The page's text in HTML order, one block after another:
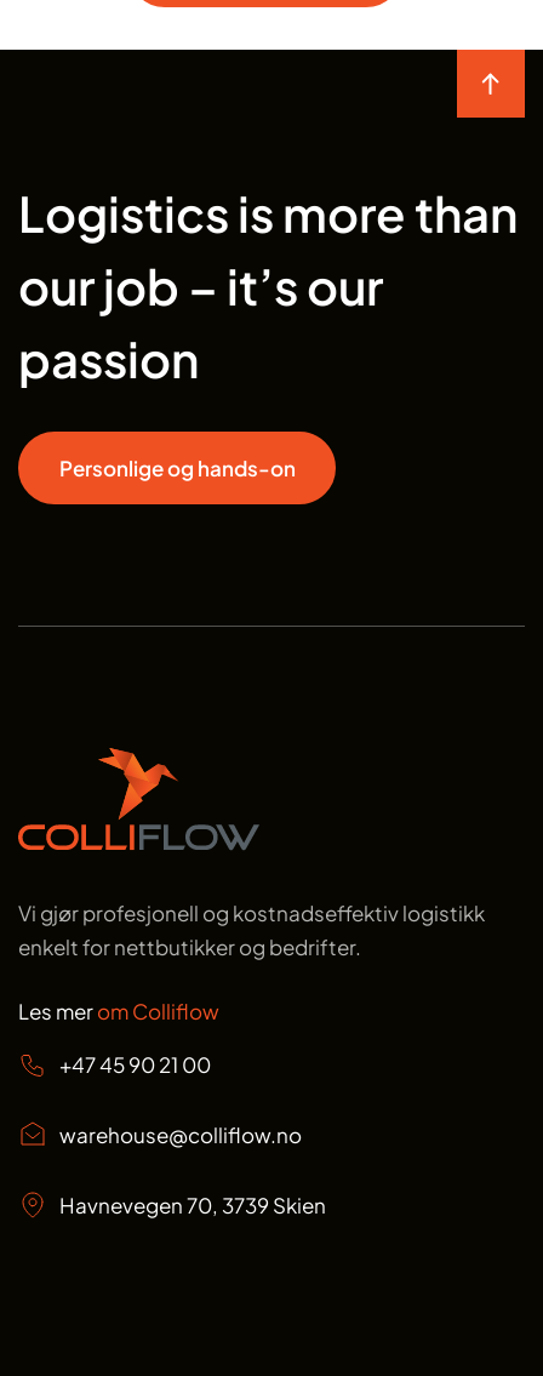
Logistics is more than
our job – it’s our
passion
Personlige og hands-on
Vi gjør profesjonell og kostnadseffektiv logistikk
enkelt for nettbutikker og bedrifter.
Les merom Colliflow
+47 45 90 21 00
warehouse@colliflow.no
Havnevegen 70, 3739 Skien